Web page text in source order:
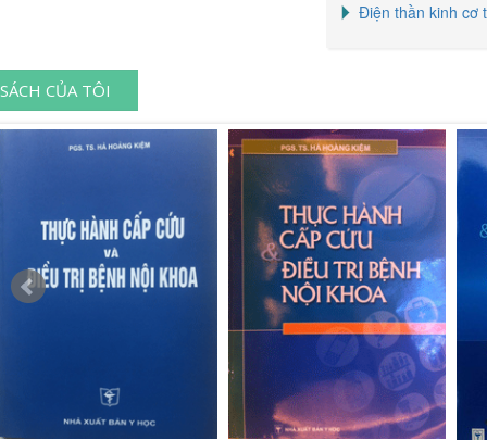
Điện thần kinh cơ
SÁCH CỦA TÔI